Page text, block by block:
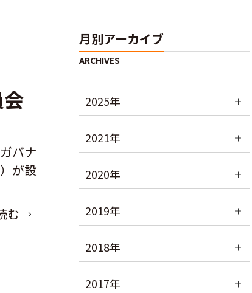
バナ
が設
む
月別アーカイブ
2025年
2021年
2020年
2019年
2018年
2017年